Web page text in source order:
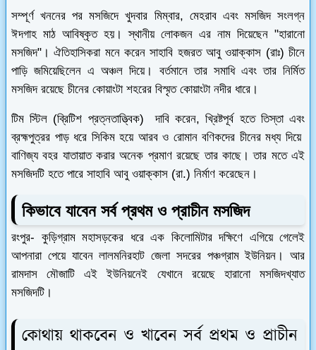
সম্পূর্ণ খননের পর মসজিদে খুদবার মিম্বার, মেহরাব এবং মসজিদ সংলগ্ন
ঈদগাহ মাঠ আবিষ্কৃত হয়। স্থানীয় লোকজন এর নাম দিয়েছেন "হারানো
মসজিদ"। ঐতিহাসিকরা মনে করেন সাহাবি হজরত আবু ওয়াক্কাস (রাঃ) চীনে
পাড়ি জমিয়েছিলেন এ অঞ্চল দিয়ে। বর্তমানে তার সমাধি এবং তার নির্মিত
মসজিদ রয়েছে চীনের কোয়াংটা শহরের বিস্মৃত কোয়াংটা নদীর ধারে।
টিম স্টিল (ব্রিটিশ প্রত্নতাত্ত্বিক) দাবি করেন, খ্রিষ্টপূর্ব হতে তিস্তা এবং
ব্রহ্মপুত্রর পাড় ধরে সিকিম হয়ে আরব ও রোমান বণিকদের চীনের মধ্য দিয়ে
বাণিজ্য বহর যাতায়াত করার অনেক প্রমাণ রয়েছে তার কাছে। তার মতে এই
মসজিদটি হতে পারে সাহাবি আবু ওয়াক্কাস (রা.) নির্মাণ করেছেন।
কিভাবে যাবেন সর্ব প্রথম ও প্রাচীন মসজিদ
রংপুর- কুড়িগ্রাম মহাসড়কের ধরে এক কিলোমিটারদক্ষিণে এগিয়ে গেলেই
আপনারা পেয়ে যাবেন লালমনিরহাট জেলা সদরের পঞ্চগ্রাম ইউনিয়ন। আর
রামদাস মৌজাটি এইইউনিয়নেই যেখানে রয়েছেহারানো মসজিদখ্যাত
মসজিদটি।
কোথায় থাকবেন ও খাবেনসর্ব প্রথম ও প্রাচীন